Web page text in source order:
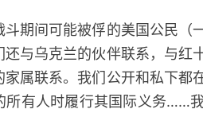
间可能被俘的美国公民（一
与乌克兰的伙伴联系，与红
属联系。我们公开和私下都
所有人时履行其国际义务……